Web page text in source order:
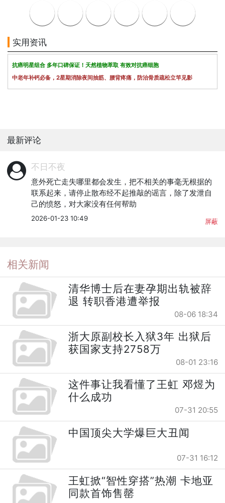
实用资讯
抗癌明星组合 多年口碑保证！天然植物萃取 有效对抗癌细胞
中老年补钙必备，2星期消除夜间抽筋、腰背疼痛，防治骨质疏松立竿见影
最新评论
不日不夜
意外死亡走失哪里都会发生，把不相关的事毫无根据的
联系起来，请停止散布经不起推敲的谣言，除了发泄自
己的愤怒，对大家没有任何帮助
2026-01-23 10:49 屏蔽
相关新闻
清华博士后在妻孕期出轨被辞
退 转职香港遭举报
08-06 18:34
浙大原副校长入狱3年 出狱后
获国家支持2758万
08-01 23:16
这件事让我看懂了王虹 邓煜为
什么成功
07-31 20:55
中国顶尖大学爆巨大丑闻
07-31 16:12
王虹掀“智性穿搭”热潮 卡地亚
同款首饰售罄